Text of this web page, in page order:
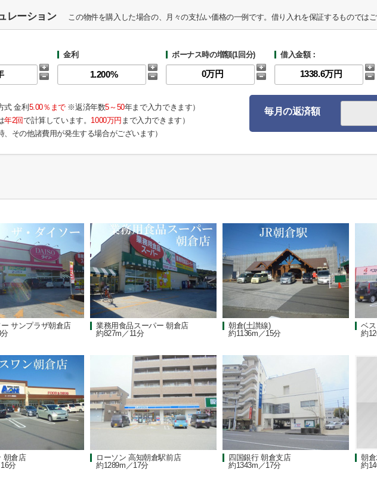
レーション この物件を購入した場合の、月々の支払い価格の一例です。借り入れを保証するものではご
金利 ボーナス時の増額(1回分) 借入金額：
式 金利 5.00％まで※返済年数5～50年まで入力できます）
年2回で計算しています。 1000万円 まで入力できます）
、その他諸費用が発生する場合がございます）
毎月の返済額
サンプラザ朝倉店
業務用食品スーパー 朝倉店
約827m／11分
朝倉(土讃線)
約1136m／15分
ベ
約
朝倉店
分
ローソン 高知朝倉駅前店
約1289m／17分
四国銀行 朝倉支店
約1343m／17分
朝
約